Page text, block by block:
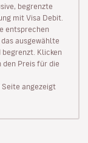
begrenzte
mit Visa Debit.
entsprechen
ausgewählte
begrenzt. Klicken
den Preis für die
Seite angezeigt